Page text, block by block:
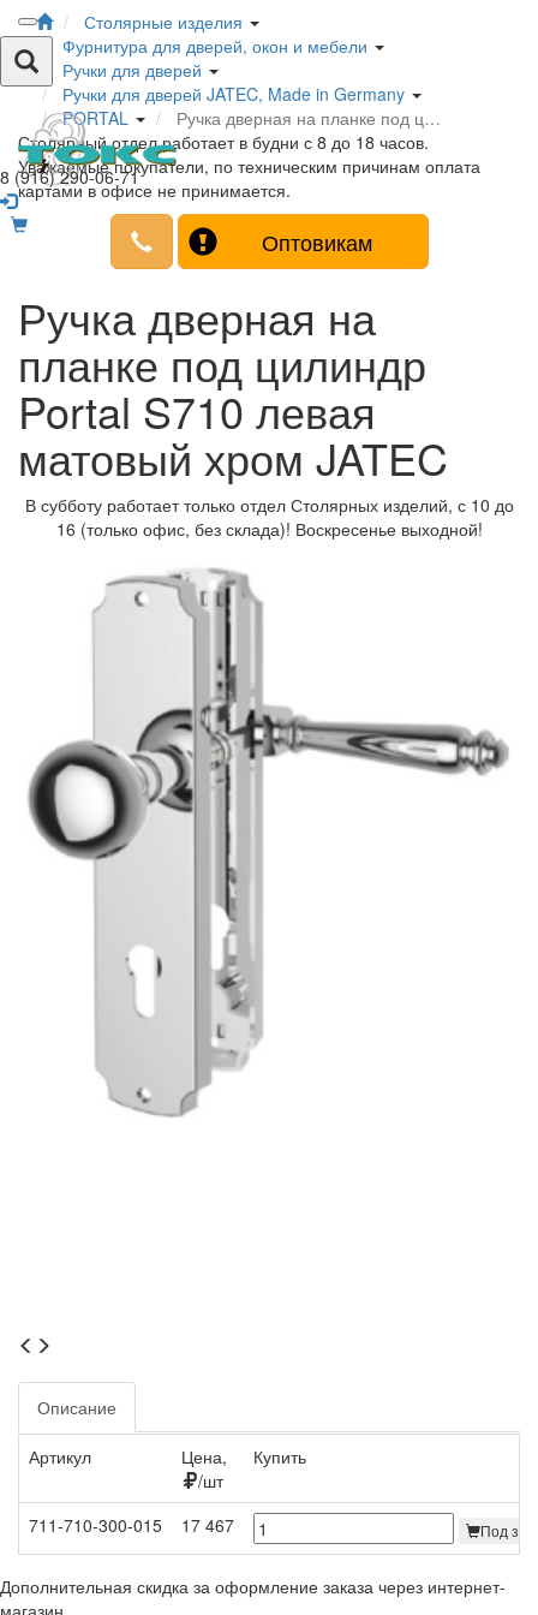
8 (916) 290-06-71
Столярные изделия
Фурнитура для дверей, окон и мебели
Ручки для дверей
Ручки для дверей JATEC, Made in Germany
PORTAL
Ручка дверная на планке под ц…
Столярный отдел работает в будни с 8 до 18 часов.
Уважаемые покупатели, по техническим причинам оплата
картами в офисе не принимается.
Оптовикам
Ручка дверная на
планке под цилиндр
Portal S710 левая
матовый хром JATEC
В субботу работает только отдел Столярных изделий, с 10 до
16 (только офис, без склада)! Воскресенье выходной!
Описание
Артикул
Цена,
/шт
Купить
711-710-300-015 17 467 Под
Дополнительная скидка за оформление заказа через интернет-
магазин